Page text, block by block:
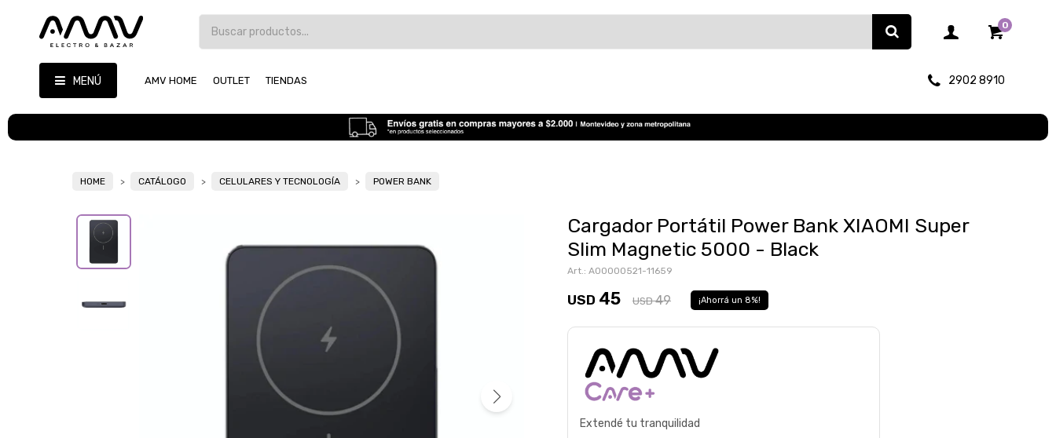
MENÚ AMV HOME OUTLET TIENDAS 2902 8910
0
HOME CATÁLOGO CELULARES Y TECNOLOGÍA POWER BANK
Cargador Portátil Power Bank XIAOMI Super
Slim Magnetic 5000 - Black
A00000521-11659
USD 45 USD 49 8
Extendé tu tranquilidad